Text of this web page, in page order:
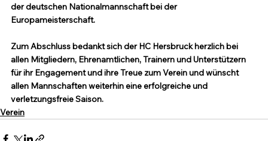
der deutschen Nationalmannschaft bei der
Europameisterschaft.
Zum Abschluss bedankt sich der HC Hersbruck herzlich bei
allen Mitgliedern, Ehrenamtlichen, Trainern und Unterstützern
für ihr Engagement und ihre Treue zum Verein und wünscht
allen Mannschaften weiterhin eine erfolgreiche und
verletzungsfreie Saison.
Verein